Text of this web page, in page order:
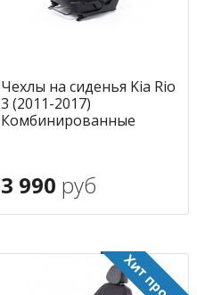
Чехлы на сиденья Kia Rio
3 (2011-2017)
Комбинированные
3 990 руб